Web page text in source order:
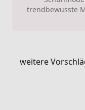
trendbewusste
weitere